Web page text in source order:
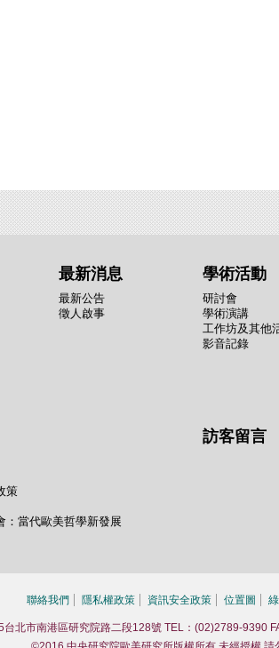
最新消息
最新公告
徵人啟事
學術活動
研討會
學術演講
工作坊及其他
影音記錄
策
：當代歐美哲學新發展
訪客留言
聯絡我們 隱私權政策 資訊安全政策 位置圖
台北市南港區研究院路二段128號 TEL：(02)2789-9390